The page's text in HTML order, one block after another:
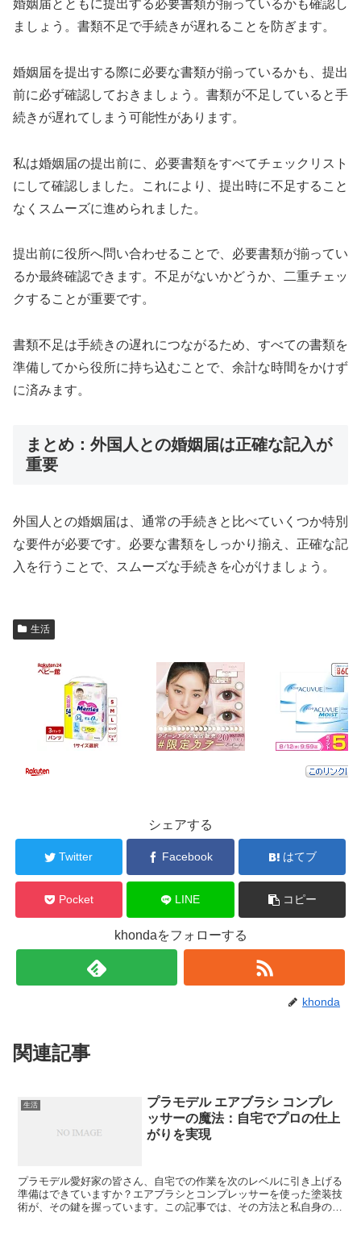
婚姻届とともに提出する必要書類が揃っているかも確認し
ましょう。書類不足で手続きが遅れることを防ぎます。
婚姻届を提出する際に必要な書類が揃っているかも、提出
前に必ず確認しておきましょう。書類が不足していると手
続きが遅れてしまう可能性があります。
私は婚姻届の提出前に、必要書類をすべてチェックリスト
にして確認しました。これにより、提出時に不足すること
なくスムーズに進められました。
提出前に役所へ問い合わせることで、必要書類が揃ってい
るか最終確認できます。不足がないかどうか、二重チェッ
クすることが重要です。
書類不足は手続きの遅れにつながるため、すべての書類を
準備してから役所に持ち込むことで、余計な時間をかけず
に済みます。
まとめ：外国人との婚姻届は正確な記入が
重要
外国人との婚姻届は、通常の手続きと比べていくつか特別
な要件が必要です。必要な書類をしっかり揃え、正確な記
入を行うことで、スムーズな手続きを心がけましょう。
生活
シェアする
Twitter Facebook はてブ
Pocket LINE コピー
khondaをフォローする
khonda
関連記事
生活
プラモデル エアブラシ コンプレ
ッサーの魔法：自宅でプロの仕上
がりを実現
プラモデル愛好家の皆さん、自宅での作業を次のレベルに引き上げる
準備はできていますか？エアブラシとコンプレッサーを使った塗装技
術が、その鍵を握っています。この記事では、その方法と私自身の体